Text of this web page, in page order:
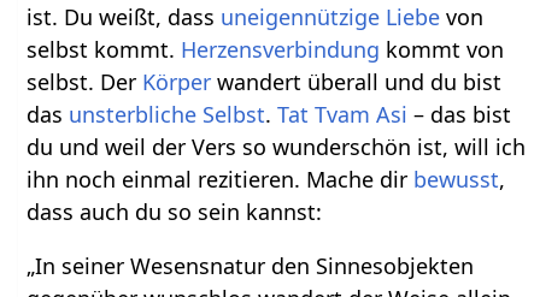
ist. Du weißt, dass uneigennützige Liebe von
selbst kommt. Herzensverbindung kommt von
selbst. Der Körper wandert überall und du bist
das unsterbliche Selbst.Tat Tvam Asi – das bist
du und weil der Vers so wunderschön ist, will ich
ihn noch einmal rezitieren. Mache dir bewusst,
dass auch du so sein kannst:
„In seiner Wesensnatur den Sinnesobjekten